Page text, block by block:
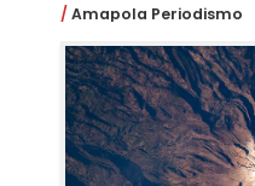
Amapola Periodismo